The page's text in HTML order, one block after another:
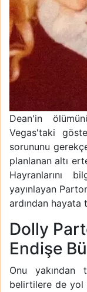
Dean'in
Vegas'taki
sorununu
planlanan altı
Hayranlarını
yayınlayan
ardından hayata
Dolly
Endişe
Onu yakından
belirtilere de yol